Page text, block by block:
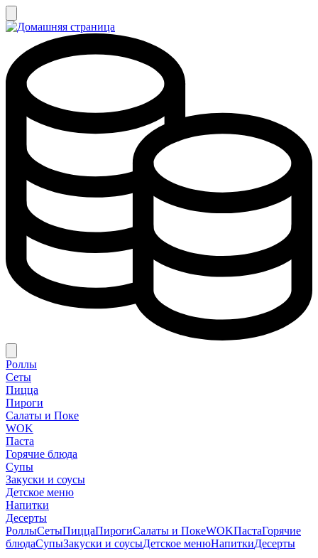
Роллы
Сеты
Пицца
Пироги
Салаты и Поке
WOK
Паста
Горячие блюда
Супы
Закуски и соусы
Детское меню
Напитки
Десерты
РоллыСетыПиццаПирогиСалаты и ПокеWOKПастаГорячие
блюдаСупыЗакуски и соусыДетское менюНапиткиДесерты